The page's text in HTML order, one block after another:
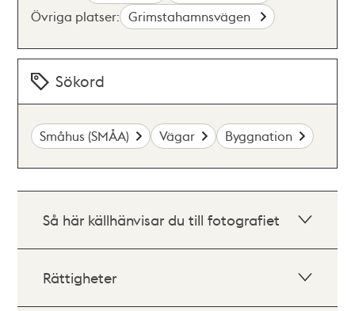
Övriga platser: Grimstahamnsvägen
Sökord
Småhus (SMÅA) Vägar Byggnation
Så här källhänvisar du till fotografiet
Rättigheter